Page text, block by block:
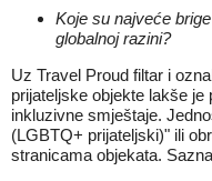
Koje su najveće
globalnoj razini?
Uz Travel Proud filtar i
prijateljske objekte lakše
inkluzivne smještaje.
(LGBTQ+ prijateljski)" ili
stranicama objekata.